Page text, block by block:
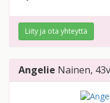
Liity ja ota yhteyttä
Angelie Nainen, 43v